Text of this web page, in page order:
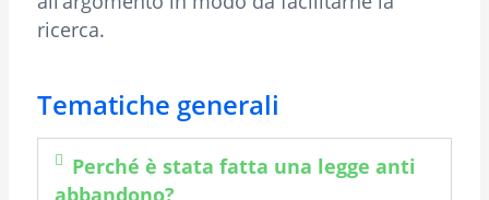
ricerca.
Tematiche generali
Perché è stata fatta una legge anti